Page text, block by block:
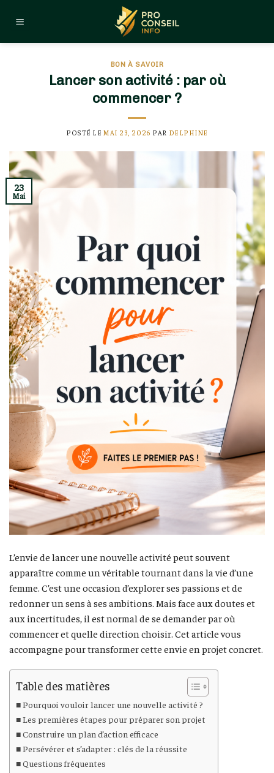
BON À SAVOIR
Lancer son activité : par où
commencer ?
POSTÉ LE MAI 23, 2026 PAR DELPHINE
23
Mai
L’envie de lancer une nouvelle activité peut souvent
apparaître comme un véritable tournant dans la vie d’une
femme. C’est une occasion d’explorer ses passions et de
redonner un sens à ses ambitions. Mais face aux doutes et
aux incertitudes, il est normal de se demander par où
commencer et quelle direction choisir. Cet article vous
accompagne pour transformer cette envie en projet concret.
Table des matières
Pourquoi vouloir lancer une nouvelle activité ?
Les premières étapes pour préparer son projet
Construire un plan d’action efficace
Persévérer et s’adapter : clés de la réussite
Questions fréquentes